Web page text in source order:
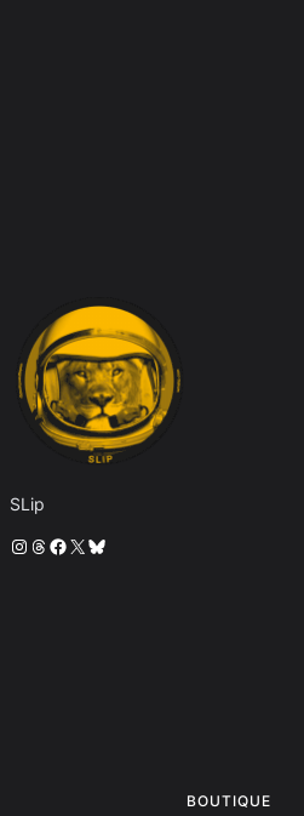
SLip
Instagram
Threads
Facebook
X Bluesky
BOUTIQUE